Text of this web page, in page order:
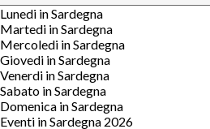
Lunedi in Sardegna
Martedi in Sardegna
Mercoledi in Sardegna
Giovedi in Sardegna
Venerdi in Sardegna
Sabato in Sardegna
Domenica in Sardegna
Eventi in Sardegna 2026